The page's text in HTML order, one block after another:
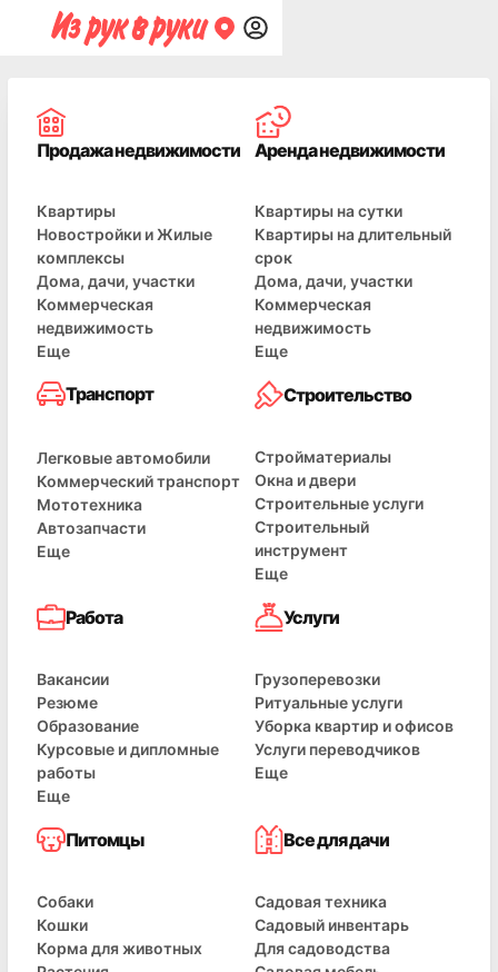
Продажа недвижимости
Квартиры
Новостройки и Жилые
комплексы
Дома, дачи, участки
Коммерческая
недвижимость
Еще
Аренда недвижимости
Квартиры на сутки
Квартиры на длительный
срок
Дома, дачи, участки
Коммерческая
недвижимость
Еще
Транспорт
Легковые автомобили
Коммерческий транспорт
Мототехника
Автозапчасти
Еще
Строительство
Стройматериалы
Окна и двери
Строительные услуги
Строительный
инструмент
Еще
Работа
Вакансии
Резюме
Образование
Курсовые и дипломные
работы
Еще
Услуги
Грузоперевозки
Ритуальные услуги
Уборка квартир и офисов
Услуги переводчиков
Еще
Питомцы
Собаки
Кошки
Корма для животных
Все для дачи
Садовая техника
Садовый инвентарь
Для садоводства